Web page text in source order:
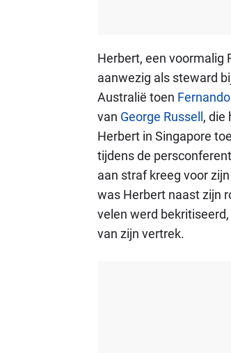
Herbert, een voormalig
aanwezig als steward
Australië toen
van George Russell , die
Herbert in Singapore
tijdens de
aan straf kreeg voor
was Herbert naast zijn
velen werd
van zijn vertrek.